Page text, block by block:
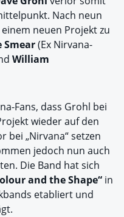
Nach neun
neuen Projekt zu
Smear(Ex Nirvana-
William
Fans, dass Grohl bei
wieder auf den
bei „Nirvana“ setzen
jedoch nun auch
Die Band hat sich
and the Shape“ in
etabliert und